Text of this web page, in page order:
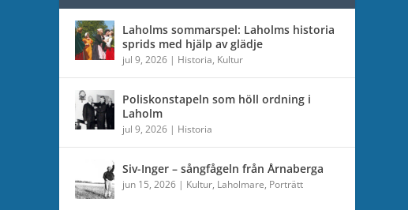
Laholms sommarspel: Laholms historia
sprids med hjälp av glädje
jul 9, 2026| Historia, Kultur
Poliskonstapeln som höll ordning i
Laholm
jul 9, 2026| Historia
Siv-Inger – sångfågeln från Årnaberga
jun 15, 2026| Kultur, Laholmare, Porträtt